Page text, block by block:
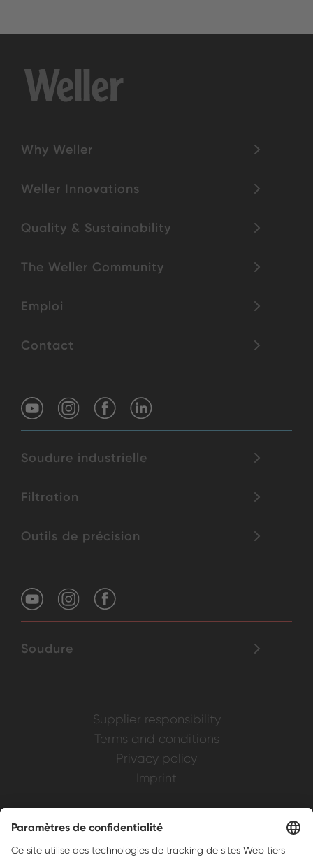
Why Weller
Weller Innovations
Quality & Sustainability
The Weller Community
Emploi
Contact
Soudure industrielle
Filtration
Outils de précision
Soudure
Supplier responsibility
Terms and conditions
Privacy policy
Imprint
Brands, Inc.